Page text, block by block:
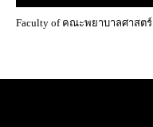
Faculty of คณะพยาบาลศาสตร์